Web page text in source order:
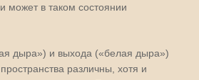
может в таком состоянии
дыра») и выхода («белая дыра»)
различны, хотя и